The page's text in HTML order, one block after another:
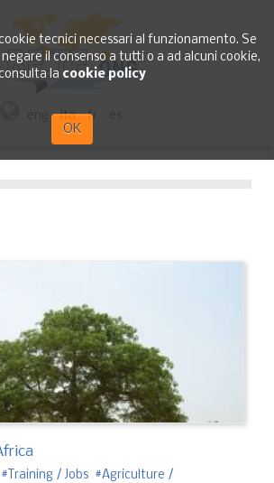
tecnici necessari al funzionamento. Se
il consenso a tutti o a ad alcuni cookie,
consulta la cookie policy
OK
ita fr
Training / Jobs
Agriculture /